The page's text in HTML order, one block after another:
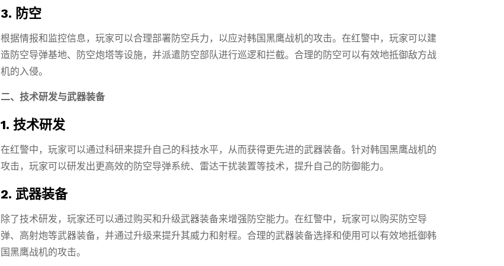
3. 防空
根据情报和监控信息，玩家可以合理部署防空兵力，以应对韩国黑鹰战机的攻击。在红警中，玩家可以建
造防空导弹基地、防空炮塔等设施，并派遣防空部队进行巡逻和拦截。合理的防空可以有效地抵御敌方战
机的入侵。
二、技术研发与武器装备
1. 技术研发
在红警中，玩家可以通过科研来提升自己的科技水平，从而获得更先进的武器装备。针对韩国黑鹰战机的
攻击，玩家可以研发出更高效的防空导弹系统、雷达干扰装置等技术，提升自己的防御能力。
2. 武器装备
除了技术研发，玩家还可以通过购买和升级武器装备来增强防空能力。在红警中，玩家可以购买防空导
弹、高射炮等武器装备，并通过升级来提升其威力和射程。合理的武器装备选择和使用可以有效地抵御韩
国黑鹰战机的攻击。